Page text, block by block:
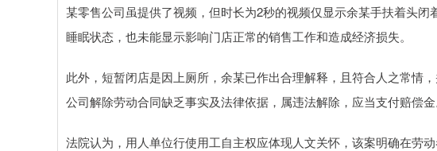
某零售公司虽提供了视频，但时长为2秒的视频仅显示余某手扶着头
睡眠状态，也未能显示影响门店正常的销售工作和造成经济损失。
此外，短暂闭店是因上厕所，余某已作出合理解释，且符合人之常情
公司解除劳动合同缺乏事实及法律依据，属违法解除，应当支付赔偿金
法院认为，用人单位行使用工自主权应体现人文关怀，该案明确在劳